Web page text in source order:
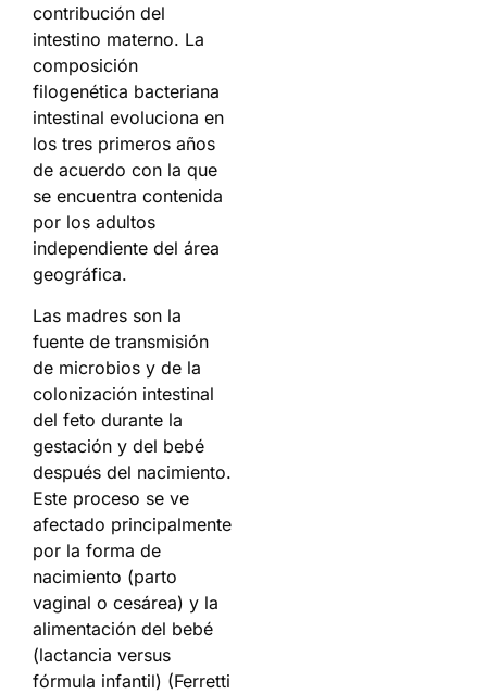
contribución del
intestino materno. La
composición
filogenética bacteriana
intestinal evoluciona en
los tres primeros años
de acuerdo con la que
se encuentra contenida
por los adultos
independiente del área
geográfica.
Las madres son la
fuente de transmisión
de microbios y de la
colonización intestinal
del feto durante la
gestación y del bebé
después del nacimiento.
Este proceso se ve
afectado principalmente
por la forma de
nacimiento (parto
vaginal o cesárea) y la
alimentación del bebé
(lactancia versus
fórmula infantil) (Ferretti